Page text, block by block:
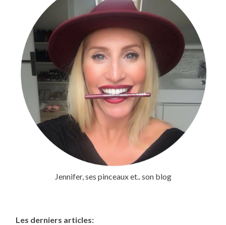
Jennifer, ses pinceaux et.. son blog
Les derniers articles: